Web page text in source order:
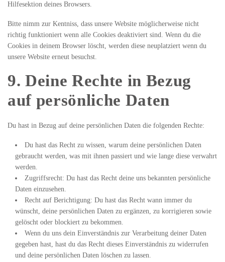
Hilfesektion deines Browsers.
Bitte nimm zur Kentniss, dass unsere Website möglicherweise nicht
richtig funktioniert wenn alle Cookies deaktiviert sind. Wenn du die
Cookies in deinem Browser löscht, werden diese neuplatziert wenn du
unsere Website erneut besuchst.
9. Deine Rechte in Bezug
auf persönliche Daten
Du hast in Bezug auf deine persönlichen Daten die folgenden Rechte:
Du hast das Recht zu wissen, warum deine persönlichen Daten
gebraucht werden, was mit ihnen passiert und wie lange diese verwahrt
werden.
Zugriffsrecht: Du hast das Recht deine uns bekannten persönliche
Daten einzusehen.
Recht auf Berichtigung: Du hast das Recht wann immer du
wünscht, deine persönlichen Daten zu ergänzen, zu korrigieren sowie
gelöscht oder blockiert zu bekommen.
Wenn du uns dein Einverständnis zur Verarbeitung deiner Daten
gegeben hast, hast du das Recht dieses Einverständnis zu widerrufen
und deine persönlichen Daten löschen zu lassen.